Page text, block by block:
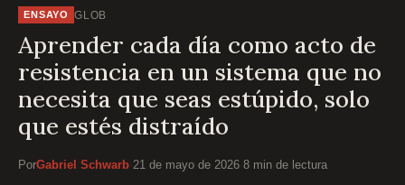
ENSAYO GLOB
Aprender cada día como acto de
resistencia en un sistema que no
necesita que seas estúpido, solo
que estés distraído
PorGabriel Schwarb 21 de mayo de 2026 8 min de lectura